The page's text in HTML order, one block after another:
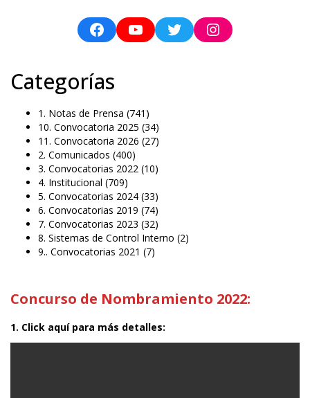
Categorías
1. Notas de Prensa (741)
10. Convocatoria 2025 (34)
11. Convocatoria 2026 (27)
2. Comunicados (400)
3. Convocatorias 2022 (10)
4. Institucional (709)
5. Convocatorias 2024 (33)
6. Convocatorias 2019 (74)
7. Convocatorias 2023 (32)
8. Sistemas de Control Interno (2)
9.. Convocatorias 2021 (7)
Concurso de Nombramiento 2022:
1. Click aquí para más detalles: